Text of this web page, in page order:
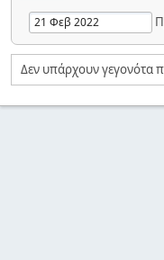
Δεν υπάρχουν γεγονότα